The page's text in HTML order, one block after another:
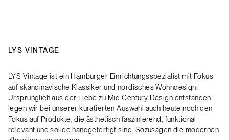
LYS VINTAGE
LYS Vintage ist ein Hamburger Einrichtungsspezialist mit Fokus
auf skandinavische Klassiker und nordisches Wohndesign.
Ursprünglich aus der Liebe zu Mid Century Design entstanden,
legen wir bei unserer kuratierten Auswahl auch heute noch den
Fokus auf Produkte, die ästhetisch faszinierend, funktional
relevant und solide handgefertigt sind. Sozusagen die modernen